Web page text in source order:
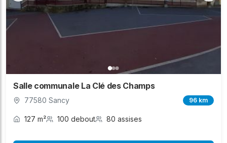
Salle communale La Clé des Champs
77580 Sancy 96 km
127 m² 100 debout 80 assises